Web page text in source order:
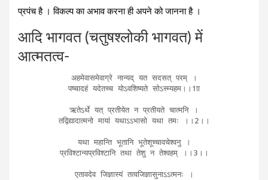
प्रपंच है । विकल्‍प का अभाव करना ही अपने को जानना है ।
आदि भागवत (चतुषश्‍लोकी भागवत) में
आत्‍मतत्‍व-
अहमेवासमेवाग्रे नान्यद् यत सदसत् परम् ।
पष्चादहं यदेतच्च योऽवशिष्यते सोऽस्म्यहम।।1ाा
ऋतेऽर्थे यत् प्रतीयेत न प्रतीयते चात्मनि ।
तद्विद्यादात्मनो मायां यथाऽऽभासो यथा तमः ।।2।।
यथा महान्ति भूतानि भूतेशूच्चावचेश्वनु ।
प्रविश्टान्यप्रविश्टानि तथा तेशु न तेश्वहम् ।।3।।
एतावदेव जिज्ञास्यं तत्वजिज्ञासुनाऽऽत्मनः ।